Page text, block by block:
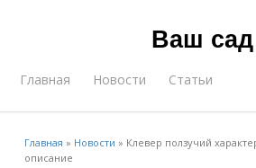
Ваш сад
Главная Новости Статьи
Главная » Новости » Клевер ползучий
описание